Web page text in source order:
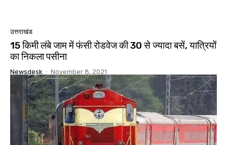
उत्तराखंड
15 किमी लंबे जाम में फंसी रोडवेज की 30 से ज्यादा बसें, यात्रियों
का निकला पसीना
Newsdesk - November 8, 2021